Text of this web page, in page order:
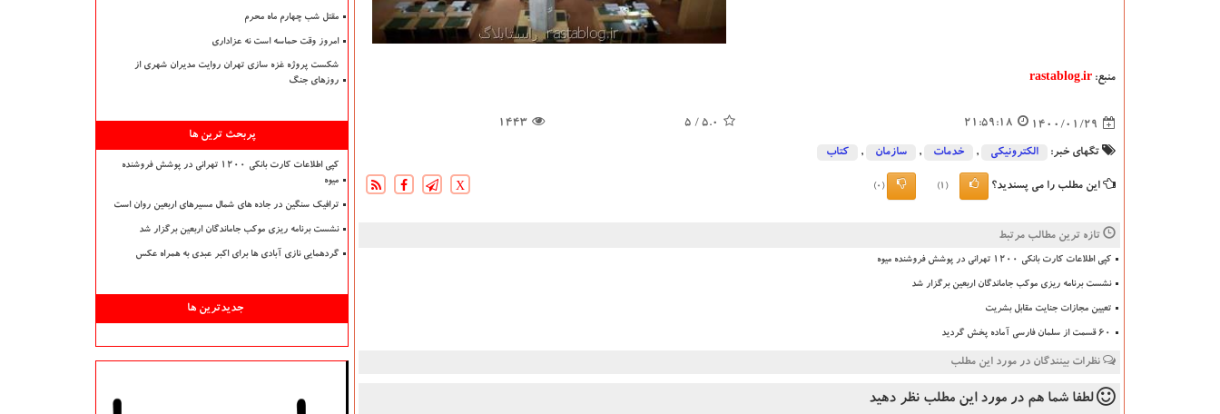
منبع: rastablog.ir
1400/01/29
21:59:18
5.0
/ 5
1443
تگهای خبر: الكترونیكی , خدمات , سازمان , كتاب
این مطلب را می پسندید؟ (1)
(0)
X
تازه ترین مطالب مرتبط
کپی اطلاعات کارت بانکی ۱۲۰۰ تهرانی در پوشش فروشنده میوه
نشست برنامه ریزی موکب جاماندگان اربعین برگزار شد
تعیین مجازات جنایت مقابل بشریت
۶۰ قسمت از سلمان فارسی آماده پخش گردید
نظرات بینندگان در مورد این مطلب
لطفا شما هم در مورد این مطلب نظر دهید
مقتل شب چهارم ماه محرم
امروز وقت حماسه است نه عزاداری
شکست پروژه غزه سازی تهران روایت مدیران شهری از
روزهای جنگ
پربحث ترین ها
کپی اطلاعات کارت بانکی ۱۲۰۰ تهرانی در پوشش فروشنده
میوه
ترافیک سنگین در جاده های شمال مسیرهای اربعین روان است
نشست برنامه ریزی موکب جاماندگان اربعین برگزار شد
گردهمایی نازی آبادی ها برای اکبر عبدی به همراه عکس
جدیدترین ها